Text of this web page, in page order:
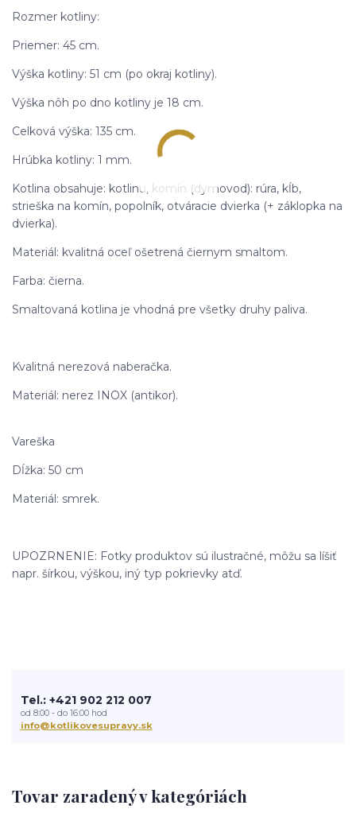
Rozmer kotliny:
Priemer: 45 cm.
Výška kotliny: 51 cm (po okraj kotliny).
Výška nôh po dno kotliny je 18 cm.
Celková výška: 135 cm.
Hrúbka kotliny: 1 mm.
Kotlina obsahuje: kotlinu, komín (dymovod): rúra, kĺb,
strieška na komín, popolník, otváracie dvierka (+ záklopka na
dvierka).
Materiál: kvalitná oceľ ošetrená čiernym smaltom.
Farba: čierna.
Smaltovaná kotlina je vhodná pre všetky druhy paliva.
Kvalitná nerezová naberačka.
Materiál: nerez INOX (antikor).
Vareška
Dĺžka: 50 cm
Materiál: smrek.
UPOZRNENIE: Fotky produktov sú ilustračné, môžu sa líšiť
napr. šírkou, výškou, iný typ pokrievky atď.
Tovar zaradený v kategóriách
Tel.: +421 902 212 007
od 8:00 - do 16:00 hod
info@kotlikovesupravy.sk